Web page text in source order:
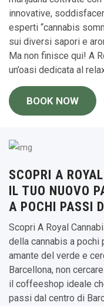
innovative,
esperti “cannabis
sui diversi sapori e
Ma non finisce qui! A
un’oasi dedicata al
BOOK NOW
SCOPRI A
IL TUO NUOVO
A POCHI PASSI
Scopri A Royal
della cannabis a pochi
amante del verde e
Barcellona, non
il coffeeshop ideale
passi dal centro di